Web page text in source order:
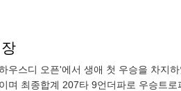
우스디 오픈'에서 생애 첫 우승을 차지
최종합계 207타 9언더파로 우승트로